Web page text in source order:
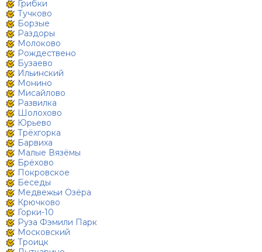
Грибки
Тучково
Борзые
Раздоры
Молоково
Рождествено
Бузаево
Ильинский
Монино
Мисайлово
Развилка
Шолохово
Юрьево
Трёхгорка
Барвиха
Малые Вязёмы
Брёхово
Покровское
Беседы
Медвежьи Озёра
Крючково
Горки-10
Руза Фэмили Парк
Московский
Троицк